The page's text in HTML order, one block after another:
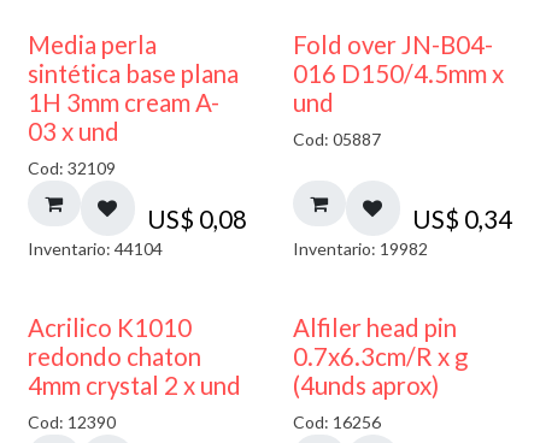
Media perla
sintética base plana
1H 3mm cream A-
03 x und
Cod: 32109
US$ 0,08
Inventario: 44104
Fold over JN-B04-
016 D150/4.5mm x
und
Cod: 05887
US$ 0,34
Inventario: 19982
50% DESCUENTO
Acrilico K1010
redondo chaton
4mm crystal 2 x und
Cod: 12390
Alfiler head pin
0.7x6.3cm/R x g
(4unds aprox)
Cod: 16256